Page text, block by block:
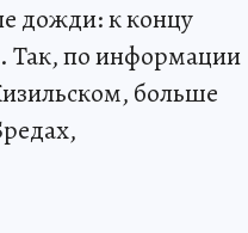
дожди: к концу
Так, по информации
больше